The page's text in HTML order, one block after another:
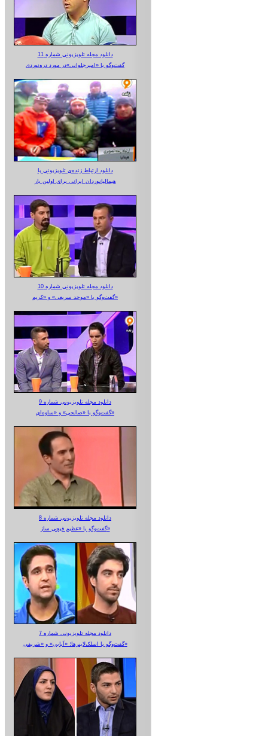
دانلود مجله تلویزیونی شماره 11
گفت‌وگو با «امیرجلوانی»در مورد دره‌نوردی
دانلود ارتباط زنده‌ی تلویزیونی‌ با
هیمالیانوردان ایرانی برای اولین بار
دانلود مجله تلویزیونی شماره 10
گفت‌وگو با «موحد سریعی» و «کریم»
دانلود مجله تلویزیونی شماره 9
گفت‌وگو با «صالحی» و «ساوه‌ای»
دانلود مجله تلویزیونی شماره 8
گفت‌وگو با «عظیم قیچی ساز»
دانلود مجله تلویزیونی شماره 7
گفت‌وگو با اسلک‌لاینرها؛ «آبایی» و «شریفی»